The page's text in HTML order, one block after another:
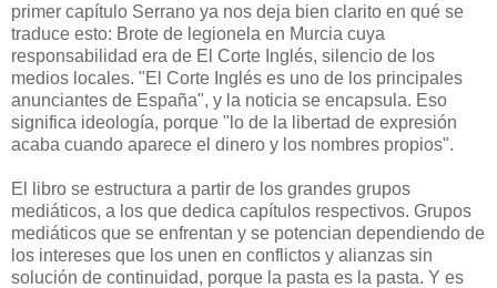
primer capítulo Serrano ya nos deja bien clarito en qué se
traduce esto: Brote de legionela en Murcia cuya
responsabilidad era de El Corte Inglés, silencio de los
medios locales. "El Corte Inglés es uno de los principales
anunciantes de España", y la noticia se encapsula. Eso
significa ideología, porque "lo de la libertad de expresión
acaba cuando aparece el dinero y los nombres propios".
El libro se estructura a partir de los grandes grupos
mediáticos, a los que dedica capítulos respectivos. Grupos
mediáticos que se enfrentan y se potencian dependiendo de
los intereses que los unen en conflictos y alianzas sin
solución de continuidad, porque la pasta es la pasta. Y es